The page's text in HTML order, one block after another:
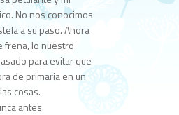
No nos conocimos
a su paso. Ahora
frena, lo nuestro
para evitar que
de primaria en un
cosas.
antes.